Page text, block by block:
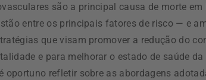
são a principal causa de morte
entre os principais fatores de risco — e
que visam promover a redução do
e para melhorar o estado de saúde
oportuno refletir sobre as abordagens